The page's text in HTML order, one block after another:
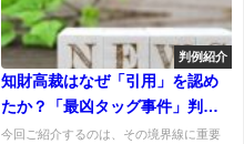
判例紹介
知財高裁はなぜ「引用」を認め
たか？「最凶タッグ事件」判決
文を読み解く３つのポイント
今回ご紹介するのは、その境界線に重要